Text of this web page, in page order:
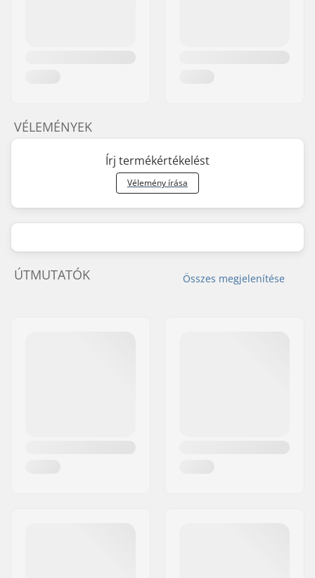
VÉLEMÉNYEK
Írj termékértékelést
Vélemény írása
Összes megjelenítése
ÚTMUTATÓK